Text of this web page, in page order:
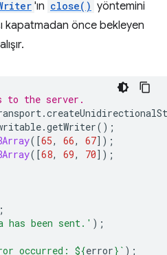
'ın close() yöntemini
kapatmadan önce bekleyen
to the server.
.
.getWriter();
([65, 66, 67]);
([68, 69, 70]);
has been sent.' );
occurred: ${error} ` );